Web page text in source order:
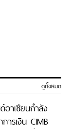
ดูทั้งหมด
อาเซียนกำลัง
ารเงิน CIMB